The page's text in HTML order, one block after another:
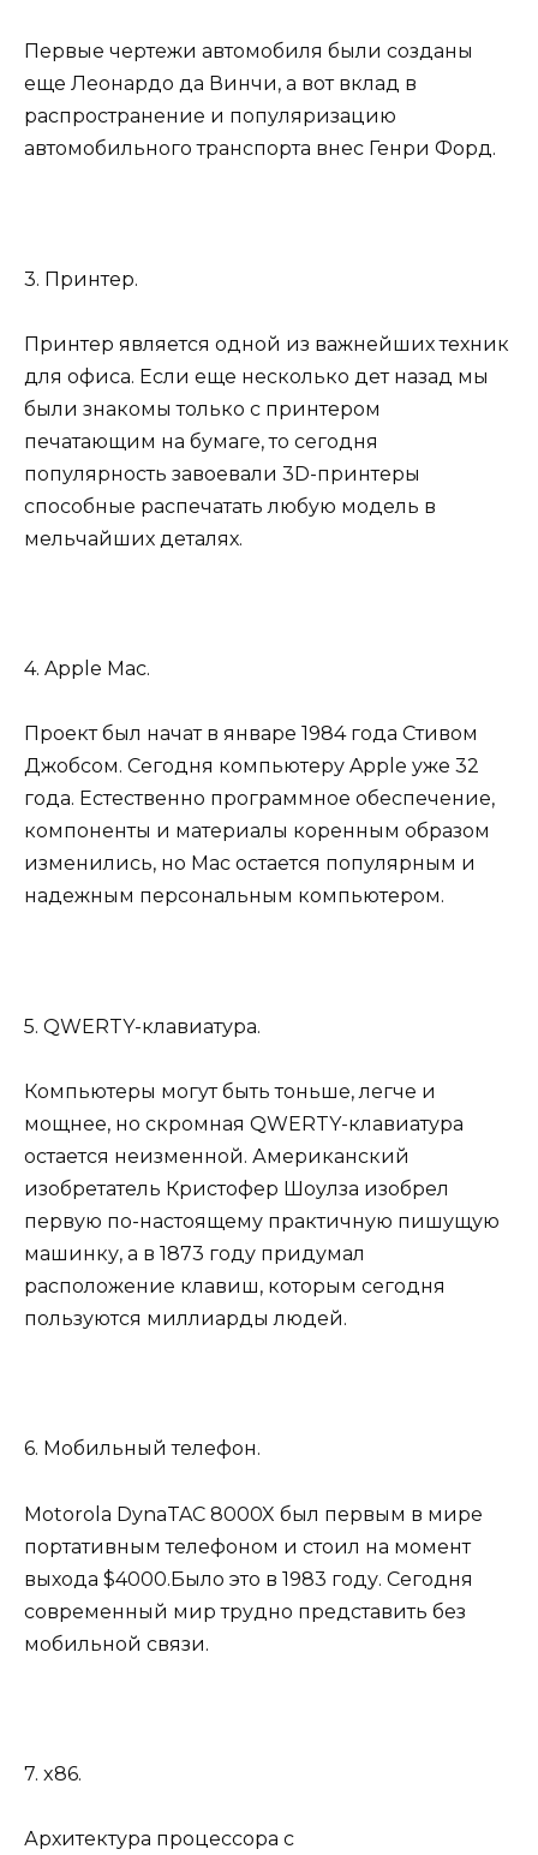
Первые чертежи автомобиля были созданы
еще Леонардо да Винчи, а вот вклад в
распространение и популяризацию
автомобильного транспорта внес Генри Форд.
3. Принтер.
Принтер является одной из важнейших техник
для офиса. Если еще несколько дет назад мы
были знакомы только с принтером
печатающим на бумаге, то сегодня
популярность завоевали 3D-принтеры
способные распечатать любую модель в
мельчайших деталях.
4. Apple Mac.
Проект был начат в январе 1984 года Стивом
Джобсом. Сегодня компьютеру Apple уже 32
года. Естественно программное обеспечение,
компоненты и материалы коренным образом
изменились, но Mac остается популярным и
надежным персональным компьютером.
5. QWERTY-клавиатура.
Компьютеры могут быть тоньше, легче и
мощнее, но скромная QWERTY-клавиатура
остается неизменной. Американский
изобретатель Кристофер Шоулза изобрел
первую по-настоящему практичную пишущую
машинку, а в 1873 году придумал
расположение клавиш, которым сегодня
пользуются миллиарды людей.
6. Мобильный телефон.
Motorola DynaTAC 8000X был первым в мире
портативным телефоном и стоил на момент
выхода $4000.Было это в 1983 году. Сегодня
современный мир трудно представить без
мобильной связи.
7. x86.
Архитектура процессора c